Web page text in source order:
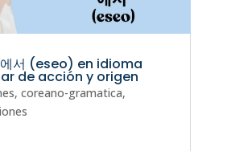
서 (eseo) en idioma
de acción y origen
, coreano-gramatica,